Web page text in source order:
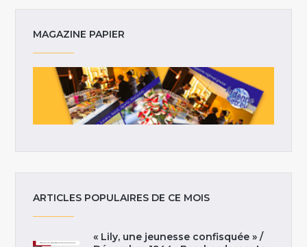
MAGAZINE PAPIER
ARTICLES POPULAIRES DE CE MOIS
« Lily, une jeunesse confisquée » /